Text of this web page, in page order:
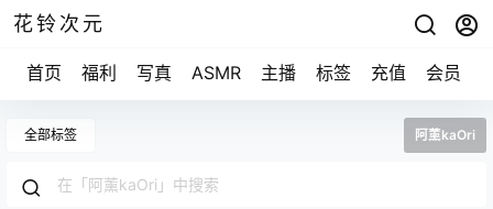
花铃次元
首页 福利 写真 ASMR 主播 标签 充值 会员
全部标签 阿薰kaOri